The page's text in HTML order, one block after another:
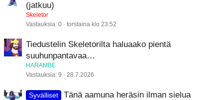
(jatkuu)
Skeletor
Vastauksia 0 torstaina klo 23:52
Tiedustelin Skeletorilta haluaako pientä
suuhunpantavaa…
HARAMBE
Vastauksia 9 28.7.2026
Syvälliset Tänä aamuna heräsin ilman sielua